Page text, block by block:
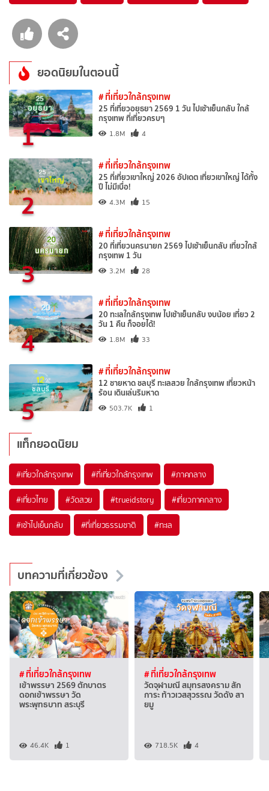
ยอดนิยมในตอนนี้
1
# ที่เที่ยวใกล้กรุงเทพ
25 ที่เที่ยวอยุธยา 2569 1 วัน ไปเช้าเย็นกลับ ใกล้
กรุงเทพ ที่เที่ยวครบๆ
1.8M 4
2
# ที่เที่ยวใกล้กรุงเทพ
25 ที่เที่ยวเขาใหญ่ 2026 อัปเดต เที่ยวเขาใหญ่ ได้ทั้ง
ปี ไม่มีเบื่อ!
4.3M 15
3
# ที่เที่ยวใกล้กรุงเทพ
20 ที่เที่ยวนครนายก 2569 ไปเช้าเย็นกลับ เที่ยวใกล้
กรุงเทพ 1 วัน
3.2M 28
4
# ที่เที่ยวใกล้กรุงเทพ
20 ทะเลใกล้กรุงเทพ ไปเช้าเย็นกลับ งบน้อย เที่ยว 2
วัน 1 คืน ก็จอยได้!
1.8M 33
5
# ที่เที่ยวใกล้กรุงเทพ
12 ชายหาด ชลบุรี ทะเลสวย ใกล้กรุงเทพ เที่ยวหน้า
ร้อน เดินเล่นริมหาด
503.7K 1
แท็กยอดนิยม
#เที่ยวใกล้กรุงเทพ #ที่เที่ยวใกล้กรุงเทพ #ภาคกลาง
#เที่ยวไทย #วัดสวย #trueidstory #เที่ยวภาคกลาง
#เช้าไปเย็นกลับ #ที่เที่ยวธรรมชาติ #ทะเล
บทความที่เกี่ยวข้อง
# ที่เที่ยวใกล้กรุงเทพ
เข้าพรรษา 2569 ตักบาตร
ดอกเข้าพรรษา วัด
พระพุทธบาท สระบุรี
46.4K 1
# ที่เที่ยวใกล้กรุงเทพ
วัดจุฬามณี สมุทรสงคราม สัก
การะ ท้าวเวสสุวรรณ วัดดัง สา
ยมู
718.5K 4